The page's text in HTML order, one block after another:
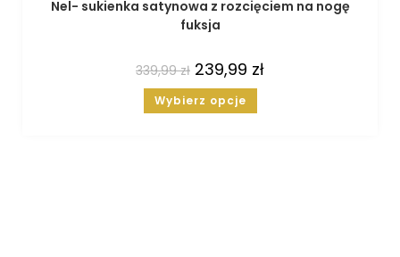
Nel- sukienka satynowa z rozcięciem na nogę
fuksja
339,99zł 239,99 zł
Wybierz opcje